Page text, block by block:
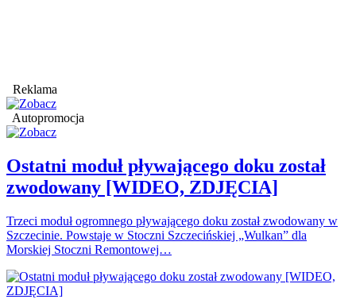
Reklama
Autopromocja
Ostatni moduł pływającego doku został
zwodowany [WIDEO, ZDJĘCIA]
Trzeci moduł ogromnego pływającego doku został zwodowany w
Szczecinie. Powstaje w Stoczni Szczecińskiej „Wulkan” dla
Morskiej Stoczni Remontowej…